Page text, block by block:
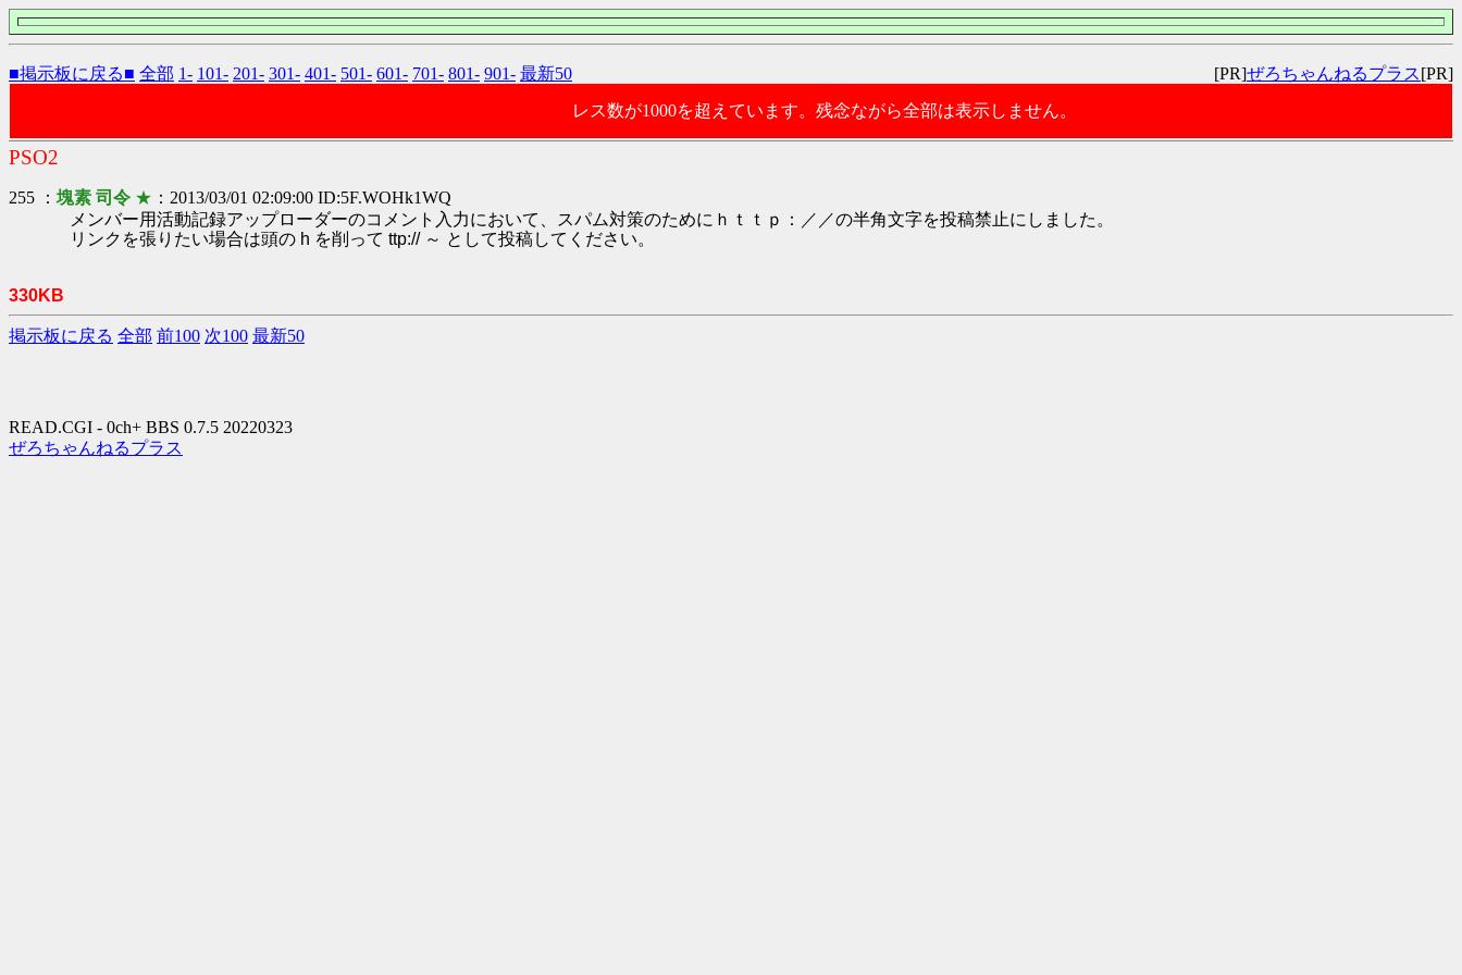
■掲示板に戻る■ 全部 1- 101- 201- 301- 401- 501- 601- 701- 801- 901- 最新50 [PR]ぜろちゃんねるプラス[PR]
レス数が1000を超えています。残念ながら全部は表示しません。
PSO2
255 ： 塊素 司令 ★ ：2013/03/01 02:09:00 ID:5F.WOHk1WQ
メンバー用活動記録アップローダーのコメント入力において、スパム対策のためにｈｔｔｐ：／／の半角文字を投稿禁止にしました。
リンクを張りたい場合は頭の h を削って ttp:// ～ として投稿してください。
330KB
掲示板に戻る 全部 前100 次100 最新50
READ.CGI - 0ch+ BBS 0.7.5 20220323
ぜろちゃんねるプラス